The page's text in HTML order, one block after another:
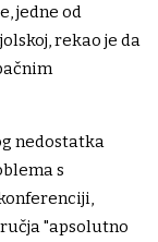
jedne od
rekao je da
nedostatka
s
"apsolutno